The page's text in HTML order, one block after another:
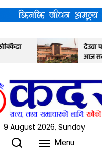
दिएकोे पुनरावलोकन निवेदनमाथि
अदालतका तीन न्यायाधीशले
9 August 2026, Sunday
Menu